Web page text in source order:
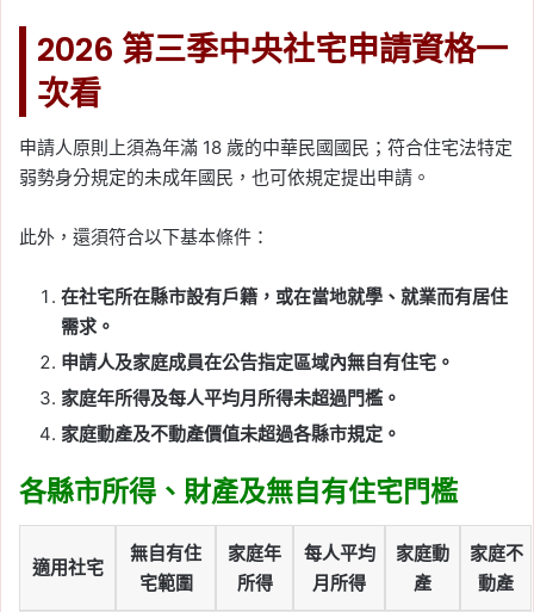
2026 第三季中央社宅申請資格一
次看
申請人原則上須為年滿 18 歲的中華民國國民；符合住宅法特定
弱勢身分規定的未成年國民，也可依規定提出申請。
此外，還須符合以下基本條件：
在社宅所在縣市設有戶籍，或在當地就學、就業而有居住
需求。
申請人及家庭成員在公告指定區域內無自有住宅。
家庭年所得及每人平均月所得未超過門檻。
家庭動產及不動產價值未超過各縣市規定。
各縣市所得、財產及無自有住宅門檻
適用社宅
無自有住
宅範圍
家庭年
所得
每人平均
月所得
家庭動
產
家庭不
動產